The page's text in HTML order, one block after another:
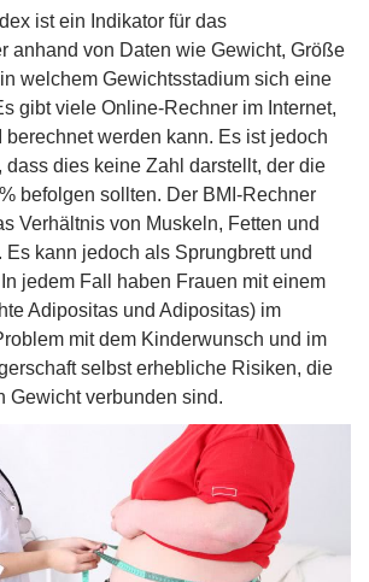
ist ein Indikator für das
anhand von Daten wie Gewicht, Größe
welchem Gewichtsstadium sich eine
gibt viele Online-Rechner im Internet,
berechnet werden kann. Es ist jedoch
dies keine Zahl darstellt, der die
befolgen sollten. Der BMI-Rechner
Verhältnis von Muskeln, Fetten und
Es kann jedoch als Sprungbrett und
jedem Fall haben Frauen mit einem
Adipositas und Adipositas) im
mit dem Kinderwunsch und im
selbst erhebliche Risiken, die
Gewicht verbunden sind.